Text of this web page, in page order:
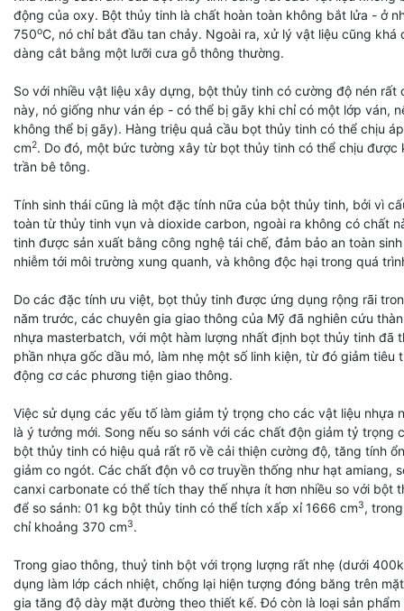
động của oxy. Bột thủy tinh là chất hoàn toàn không bắt lửa - ở
750oC, nó chỉ bắt đầu tan chảy. Ngoài ra, xử lý vật liệu cũng khá
dàng cắt bằng một lưỡi cưa gỗ thông thường.
So với nhiều vật liệu xây dựng, bột thủy tinh có cường độ nén rất
này, nó giống như ván ép - có thể bị gãy khi chỉ có một lớp ván,
không thể bị gãy). Hàng triệu quả cầu bọt thủy tinh có thể chịu
cm2. Do đó, một bức tường xây từ bọt thủy tinh có thể chịu được
trần bê tông.
Tính sinh thái cũng là một đặc tính nữa của bột thủy tinh, bởi vì
toàn từ thủy tinh vụn và dioxide carbon, ngoài ra không có chất
tinh được sản xuất bằng công nghệ tái chế, đảm bảo an toàn
nhiễm tới môi trường xung quanh, và không độc hại trong quá
Do các đặc tính ưu việt, bọt thủy tinh được ứng dụng rộng rãi
năm trước, các chuyên gia giao thông của Mỹ đã nghiên cứu
nhựa masterbatch, với một hàm lượng nhất định bọt thủy tinh đã
phần nhựa gốc dầu mỏ, làm nhẹ một số linh kiện, từ đó giảm tiêu
động cơ các phương tiện giao thông.
Việc sử dụng các yếu tố làm giảm tỷ trọng cho các vật liệu nhựa
là ý tưởng mới. Song nếu so sánh với các chất độn giảm tỷ trọng
bột thủy tinh có hiệu quả rất rõ về cải thiện cường độ, tăng tính
giảm co ngót. Các chất độn vô cơ truyền thống như hạt amiang,
canxi carbonate có thể tích thay thế nhựa ít hơn nhiều so với bột
để so sánh: 01 kg bột thủy tinh có thể tích xấp xỉ 1666 cm3,
chỉ khoảng 370 cm3.
Trong giao thông, thuỷ tinh bột với trọng lượng rất nhẹ (dưới
dụng làm lớp cách nhiệt, chống lại hiện tượng đóng băng trên
gia tăng độ dày mặt đường theo thiết kế. Đó còn là loại sản